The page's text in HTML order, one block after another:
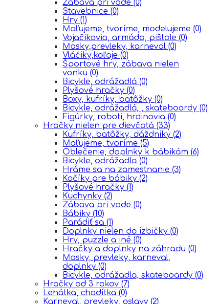
Zábava pri vode (0)
Stavebnice (0)
Hry (1)
Maľujeme, tvoríme, modelujeme (0)
Vojačikovia, armáda, pištole (0)
Masky,prevleky, karneval (0)
Vláčiky,koľaje (0)
Športové hry, zábava nielen
vonku (0)
Bicykle, odrážadlá (0)
Plyšové hračky (0)
Boxy, kufríky, batôžky (0)
Bicykle, odrážadlá, , skateboardy (0)
Figúrky, roboti, hrdinovia (0)
Hračky nielen pre dievčatá (33)
Kufríky, batôžky, dáždniky (2)
Maľujeme, tvoríme (5)
Oblečenie, doplnky k bábikám (6)
Bicykle, odrážadla (0)
Hráme sa na zamestnanie (3)
Kočíky pre bábiky (2)
Plyšové hračky (1)
Kuchynky (2)
Zábava pri vode (0)
Bábiky (10)
Parádiť sa (1)
Doplnky nielen do izbičky (0)
Hry, puzzle a iné (0)
Hračky a doplnky na záhradu (0)
Masky, prevleky, karneval,
doplnky (0)
Bicykle, odrážadla, skateboardy (0)
Hračky od 3 rokov (7)
Lehátka, chodítka (0)
Karneval, prevleky, oslavy (2)